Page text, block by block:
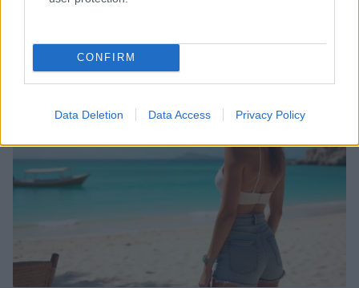
CONFIRM
Data Deletion Data Access Privacy Policy
Camilla Fiore · 8 Ago 2026